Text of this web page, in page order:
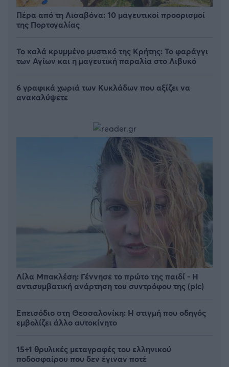
Πέρα από τη Λισαβόνα: 10 μαγευτικοί προορισμοί
της Πορτογαλίας
Το καλά κρυμμένο μυστικό της Κρήτης: Το φαράγγι
των Αγίων και η μαγευτική παραλία στο Λιβυκό
6 γραφικά χωριά των Κυκλάδων που αξίζει να
ανακαλύψετε
Λίλα Μπακλέση: Γέννησε το πρώτο της παιδί - Η
αντισυμβατική ανάρτηση του συντρόφου της (pic)
Επεισόδιο στη Θεσσαλονίκη: Η στιγμή που οδηγός
εμβολίζει άλλο αυτοκίνητο
15+1 θρυλικές μεταγραφές του ελληνικού
ποδοσφαίρου που δεν έγιναν ποτέ